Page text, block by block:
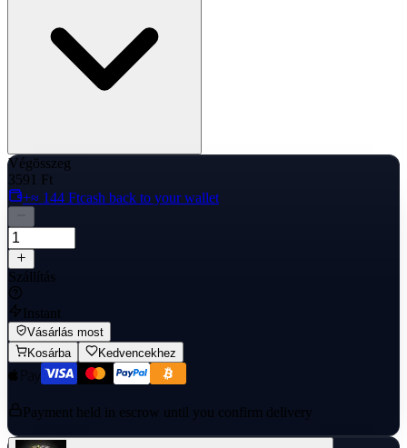
Végösszeg
3591 Ft
+≈ 144 Ftcash back to your wallet
Szállítás
Instant
Vásárlás most
Kosárba
Kedvencekhez
Payment held in escrow until you confirm delivery